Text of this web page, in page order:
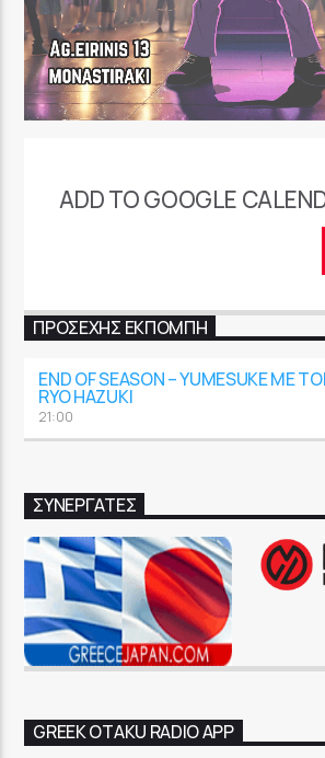
ADD TO GOOGLE
ΠΡΟΣΕΧΉΣ ΕΚΠΟΜΠΉ
END OF SEASON – YUMESUKE ΜΕ
RYO HAZUKI
21:00
ΣΥΝΕΡΓΑΤΕΣ
GREEK OTAKU RADIO APP